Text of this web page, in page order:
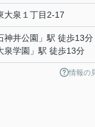
大泉 １丁目2-17
神井公園 」駅 徒歩13分
泉学園 」駅 徒歩13分
情報の